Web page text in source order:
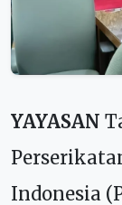
YAYASAN
Indonesia